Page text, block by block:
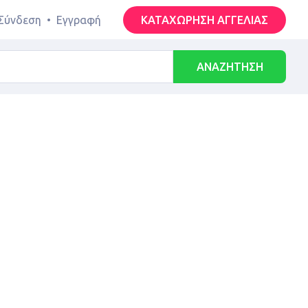
• Εγγραφή ΚΑΤΑΧΩΡΗΣΗ ΑΓΓΕΛΙΑΣ
ΑΝΑΖΗΤΗΣΗ